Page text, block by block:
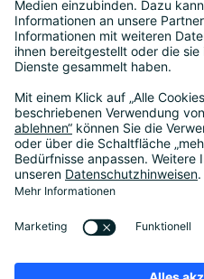
Häufige Fragen (FAQ)
Vertrag widerrufen
Seminar-
Aktuelles & Termine
News Newsletter
20 Jahre Bitkom